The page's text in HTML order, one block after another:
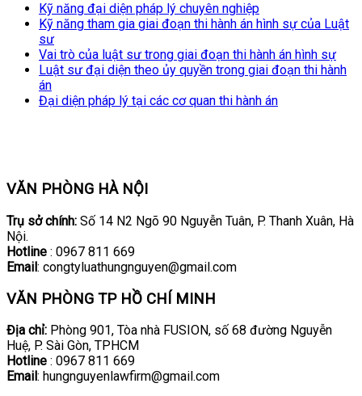
Kỹ năng đại diện pháp lý chuyên nghiệp
Kỹ năng tham gia giai đoạn thi hành án hình sự của Luật
sư
Vai trò của luật sư trong giai đoạn thi hành án hình sự
Luật sư đại diện theo ủy quyền trong giai đoạn thi hành
án
Đại diện pháp lý tại các cơ quan thi hành án
VĂN PHÒNG HÀ NỘI
Trụ sở chính: Số 14 N2 Ngõ 90 Nguyễn Tuân, P. Thanh Xuân, Hà
Nội.
Hotline : 0967 811 669
Email: congtyluathungnguyen@gmail.com
VĂN PHÒNG TP HỒ CHÍ MINH
Địa chỉ: Phòng 901, Tòa nhà FUSION, số 68 đường Nguyễn
Huệ, P. Sài Gòn, TPHCM
Hotline : 0967 811 669
Email : hungnguyenlawfirm@gmail.com